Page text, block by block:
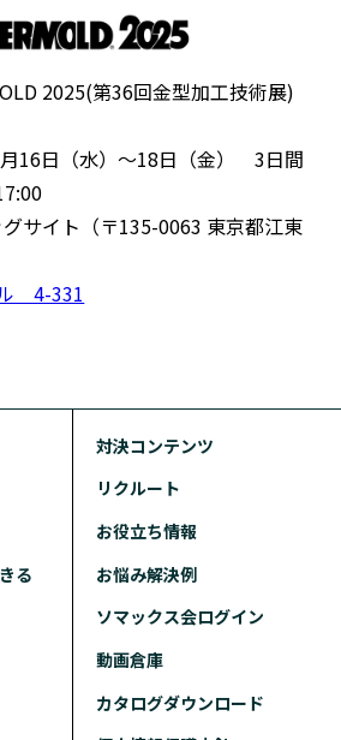
2025(第36回金型加工技術展)
日（水）〜18日（金） 3日間
イト（〒135-0063 東京都江東
4-331
る
対決コンテンツ
リクルート
お役立ち情報
お悩み解決例
ソマックス会ログイン
動画倉庫
カタログダウンロード